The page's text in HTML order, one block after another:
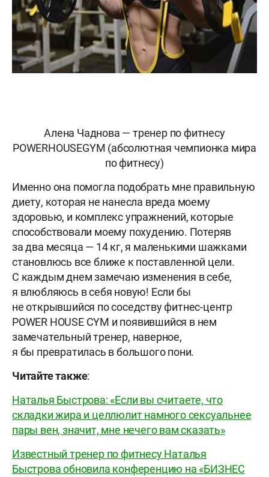
Алена Чаднова — тренер по фитнесу
POWERHOUSEGYM (абсолютная чемпионка мира
по фитнесу)
Именно она помогла подобрать мне правильную
диету, которая не нанесла вреда моему
здоровью, и комплекс упражнений, которые
способствовали моему похудению. Потеряв
за два месяца — 14 кг, я маленькими шажками
становлюсь все ближе к поставленной цели.
С каждым днем замечаю изменения в себе,
я влюбляюсь в себя новую! Если бы
не открывшийся по соседству фитнес-центр
POWER HOUSE CYM и появившийся в нем
замечательный тренер, наверное,
я бы превратилась в большого пони.
Читайте также:
Наталья Быстрова: «Если вы считаете, что
складки жира и целлюлит намного сексуальнее
пары вен, значит, мне нечего вам сказать»
Известный тренер по фитнесу Наталья
Быстрова обновила конференцию на «БИЗНЕС